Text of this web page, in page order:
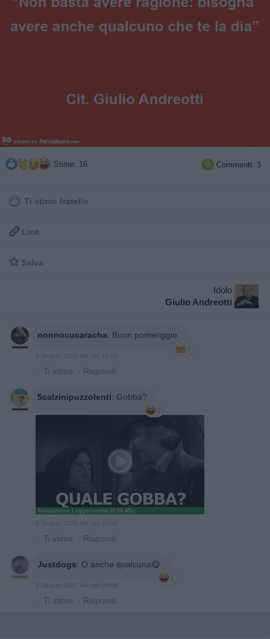
Stime: 16  Commenti: 3
Ti stimo fratello
 Link
 Salva
Idolo
Giulio Andreotti
nonnocucaracha: Buon pomeriggio
1
8 Giugno 2025 alle ore 17:02
· Ti stimo · Rispondi
5calzinipuzzolenti: Gobba?
1
Animazione Leggerissima (0.05 Mb)
8 Giugno 2025 alle ore 17:45
· Ti stimo · Rispondi
Justdogs: O anche qualcuna😋
1
9 Giugno 2025 alle ore 00:06
· Ti stimo · Rispondi